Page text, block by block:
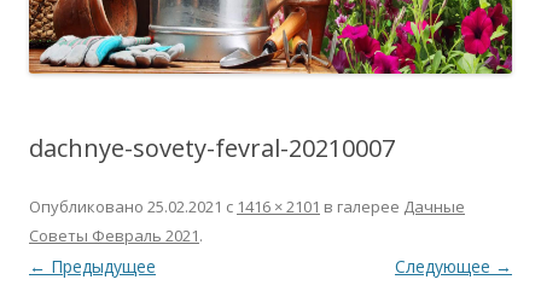
dachnye-sovety-fevral-20210007
Опубликовано 25.02.2021 с 1416 × 2101 в галерее Дачные
Советы Февраль 2021.
← Предыдущее Следующее →